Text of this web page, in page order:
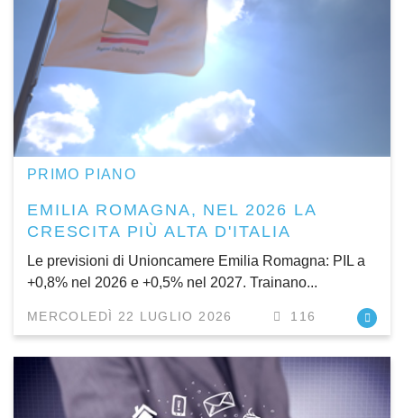
PRIMO PIANO
EMILIA ROMAGNA, NEL 2026 LA
CRESCITA PIÙ ALTA D'ITALIA
Le previsioni di Unioncamere Emilia Romagna: PIL a
+0,8% nel 2026 e +0,5% nel 2027. Trainano...
MERCOLEDÌ 22 LUGLIO 2026 116